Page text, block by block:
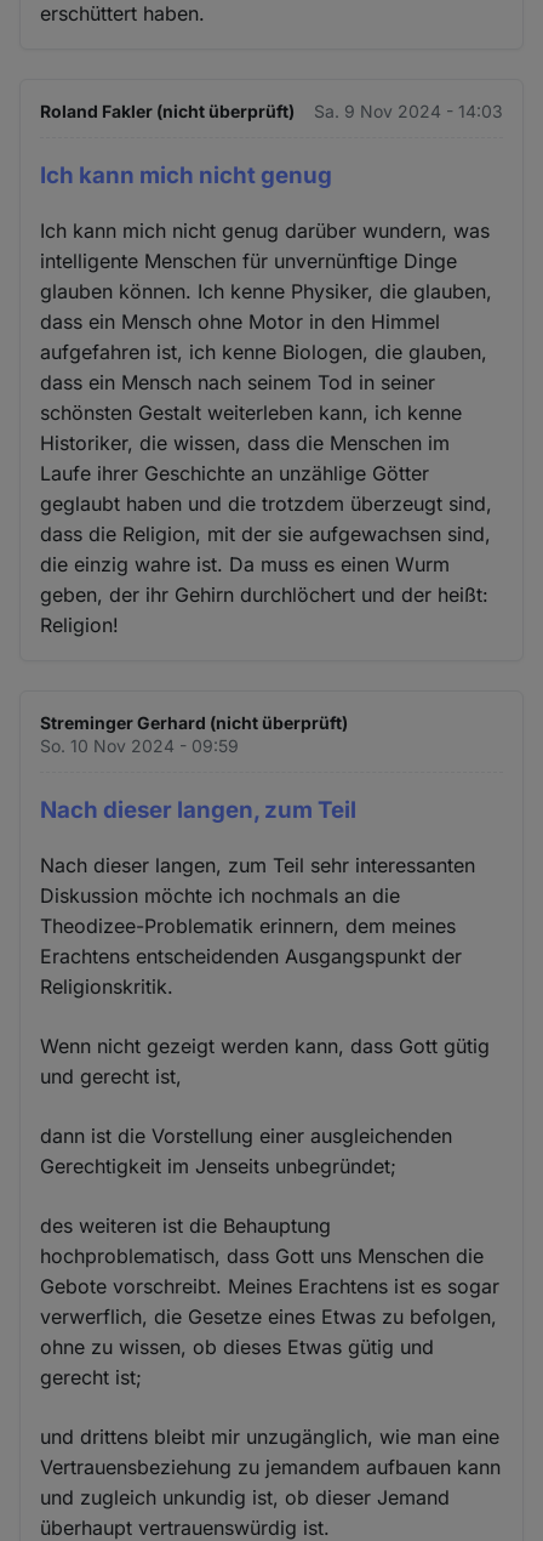
erschüttert haben.
Roland Fakler (nicht überprüft) Sa. 9 Nov 2024 - 14:03
Ich kann mich nicht genug
Ich kann mich nicht genug darüber wundern, was
intelligente Menschen für unvernünftige Dinge
glauben können. Ich kenne Physiker, die glauben,
dass ein Mensch ohne Motor in den Himmel
aufgefahren ist, ich kenne Biologen, die glauben,
dass ein Mensch nach seinem Tod in seiner
schönsten Gestalt weiterleben kann, ich kenne
Historiker, die wissen, dass die Menschen im
Laufe ihrer Geschichte an unzählige Götter
geglaubt haben und die trotzdem überzeugt sind,
dass die Religion, mit der sie aufgewachsen sind,
die einzig wahre ist. Da muss es einen Wurm
geben, der ihr Gehirn durchlöchert und der heißt:
Religion!
Streminger Gerhard (nicht überprüft)
So. 10 Nov 2024 - 09:59
Nach dieser langen, zum Teil
Nach dieser langen, zum Teil sehr interessanten
Diskussion möchte ich nochmals an die
Theodizee-Problematik erinnern, dem meines
Erachtens entscheidenden Ausgangspunkt der
Religionskritik.
Wenn nicht gezeigt werden kann, dass Gott gütig
und gerecht ist,
dann ist die Vorstellung einer ausgleichenden
Gerechtigkeit im Jenseits unbegründet;
des weiteren ist die Behauptung
hochproblematisch, dass Gott uns Menschen die
Gebote vorschreibt. Meines Erachtens ist es sogar
verwerflich, die Gesetze eines Etwas zu befolgen,
ohne zu wissen, ob dieses Etwas gütig und
gerecht ist;
und drittens bleibt mir unzugänglich, wie man eine
Vertrauensbeziehung zu jemandem aufbauen kann
und zugleich unkundig ist, ob dieser Jemand
überhaupt vertrauenswürdig ist.
und